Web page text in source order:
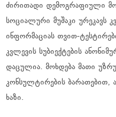
ძირითადი დემოგრაფიული
სოციალური მუშაკი ურეკავს
ინფორმაციას თვით-
კვლევის სუბიექტების
დაცულია. მოხდება მათი
კონსულტირების ბარათებით,
ხაზი.